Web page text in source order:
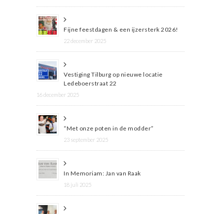
Fijne feestdagen & een ijzersterk 2026!
22 december 2025
Vestiging Tilburg op nieuwe locatie
Ledeboerstraat 22
16 december 2025
“Met onze poten in de modder”
23 september 2025
In Memoriam: Jan van Raak
18 juli 2025